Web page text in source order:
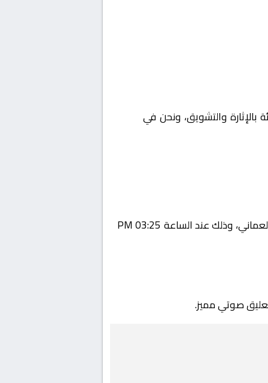
بالإثارة والتشويق، ونحن في
يستضيف اليوم 2026-02-07 لقاءً مرتقبًا يجمع بين عبري و السيب ضمن منافسات بطولة عمان, الدوري العماني، وذلك عند الساعة 03:25 PM
صوتي مميز.